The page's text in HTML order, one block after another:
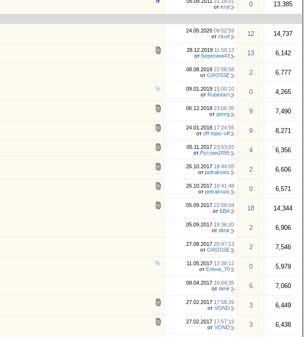
от krot 0 13,385
24.05.2020 09:52:59
от cko4 12 14,737
28.12.2019 11:50:13
от Берегиня43 13 6,142
08.08.2019 22:58:58
от GROSSE 2 6,777
09.01.2019 15:00:10
от Rubintact 0 4,265
06.12.2018 23:06:35
от georg 9 7,490
24.01.2018 17:24:55
от off-topic-off 9 8,271
05.11.2017 23:53:03
от Руслан2095 4 6,356
26.10.2017 18:44:05
от petraksios 2 6,606
26.10.2017 18:41:48
от petraksios 0 6,571
05.09.2017 22:58:04
от БВА 18 14,344
05.09.2017 19:36:20
от dimir 2 6,906
27.08.2017 20:47:13
от GROSSE 2 7,546
11.05.2017 13:38:12
от Елена_70 0 5,979
08.04.2017 16:04:35
от dimir 6 7,060
27.02.2017 17:58:26
от VOND 3 6,449
27.02.2017 17:57:19
от VOND 3 6,438